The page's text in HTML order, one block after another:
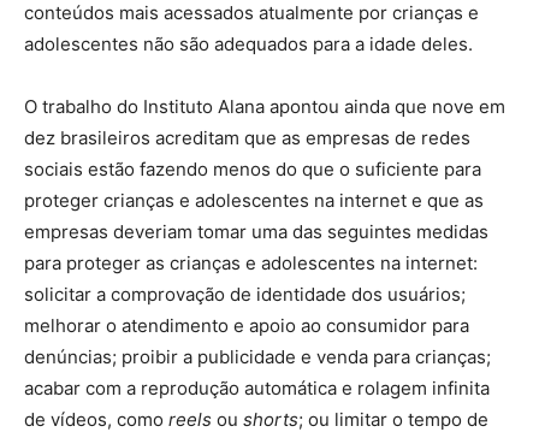
conteúdos mais acessados atualmente por crianças e
adolescentes não são adequados para a idade deles.
O trabalho do Instituto Alana apontou ainda que nove em
dez brasileiros acreditam que as empresas de redes
sociais estão fazendo menos do que o suficiente para
proteger crianças e adolescentes na internet e que as
empresas deveriam tomar uma das seguintes medidas
para proteger as crianças e adolescentes na internet:
solicitar a comprovação de identidade dos usuários;
melhorar o atendimento e apoio ao consumidor para
denúncias; proibir a publicidade e venda para crianças;
acabar com a reprodução automática e rolagem infinita
de vídeos, como reels ou shorts; ou limitar o tempo de